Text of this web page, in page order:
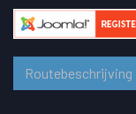
Routebeschrijving